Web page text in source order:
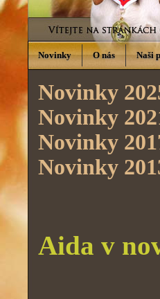
Novinky
Novinky
Novinky
Novinky
Aida v
Novinky O nás Naši